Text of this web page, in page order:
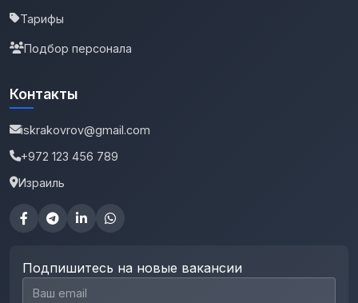
Тарифы
Подбор персонала
Контакты
iskrakovrov@gmail.com
+972 123 456 789
Израиль
Подпишитесь на новые вакансии
Email для подписки